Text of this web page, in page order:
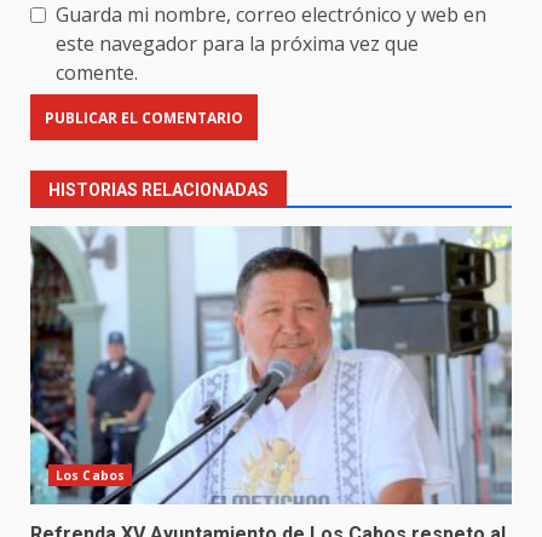
Guarda mi nombre, correo electrónico y web en
este navegador para la próxima vez que
comente.
HISTORIAS RELACIONADAS
Los Cabos